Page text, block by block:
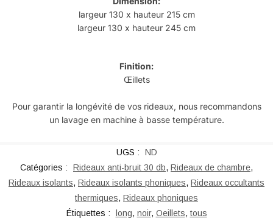
largeur 130 x hauteur 215 cm
largeur 130 x hauteur 245 cm
Finition:
Œillets
Pour garantir la longévité de vos rideaux, nous recommandons
un lavage en machine à basse température.
UGS :
ND
Catégories :
Rideaux anti-bruit 30 db, Rideaux de chambre,
Rideaux isolants, Rideaux isolants phoniques, Rideaux occultants
thermiques, Rideaux phoniques
Étiquettes :
long, noir, Oeillets, tous